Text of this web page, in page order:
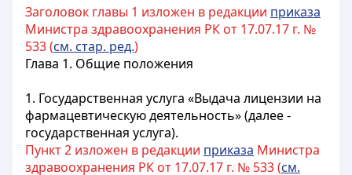
Заголовок главы 1 изложен в редакции приказа
Министра здравоохранения РК от 17.07.17 г. №
533 (см. стар. ред.)
Глава 1. Общие положения
1. Государственная услуга «Выдача лицензии на
фармацевтическую деятельность» (далее -
государственная услуга).
Пункт 2 изложен в редакции приказа Министра
здравоохранения РК от 17.07.17 г. № 533 (см.